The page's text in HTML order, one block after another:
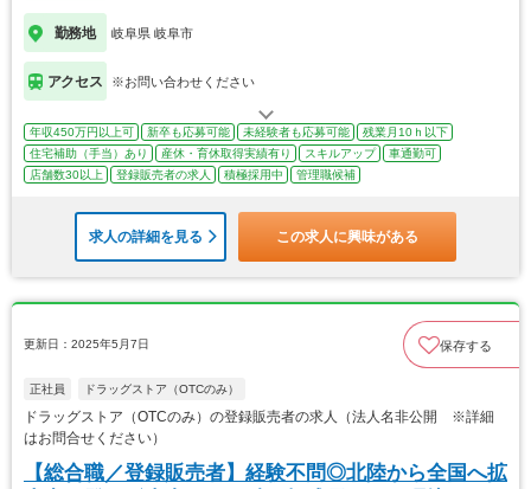
勤務地 岐阜県 岐阜市
アクセス ※お問い合わせください
年収450万円以上可 新卒も応募可能 未経験者も応募可能
残業月10ｈ以下
住宅補助（手当）あり
産休・育休取得実績有り スキルアップ
車通勤可
店舗数30以上
登録販売者の求人 積極採用中 管理職候補
求人の詳細を見る この求人に興味がある
更新日：2025年5月7日 保存する
正社員 ドラッグストア（OTCのみ）
ドラッグストア（OTCのみ）の登録販売者の求人（法人名非公開 ※詳細
はお問合せください）
【総合職／登録販売者】経験不問◎北陸から全国へ拡